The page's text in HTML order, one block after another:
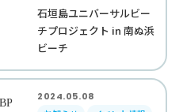
石垣島ユニバーサルビー
チプロジェクト in 南ぬ浜
ビーチ
2024.05.08